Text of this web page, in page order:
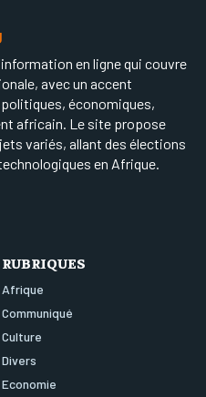
en ligne qui couvre
avec un accent
économiques,
africain. Le site propose
variés, allant des élections
en Afrique.
RUBRIQUES
Afrique
Communiqué
Culture
Divers
Economie